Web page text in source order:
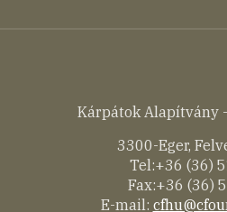
Kárpátok Alapítvány
3300-Eger,
Tel:+36 (36)
Fax:+36 (36)
E-mail: